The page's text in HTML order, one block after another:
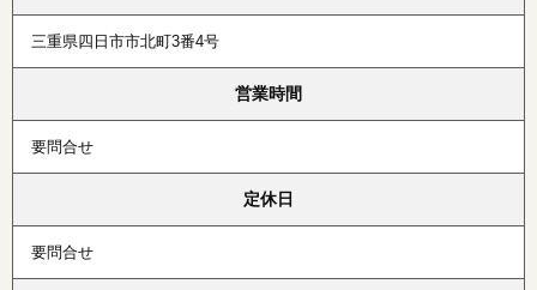
三重県四日市市北町3番4号
営業時間
要問合せ
定休日
要問合せ